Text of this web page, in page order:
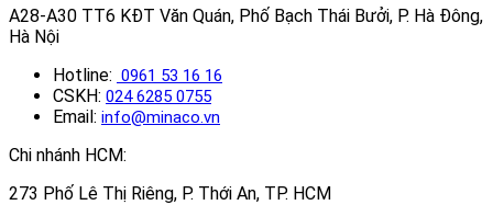
A28-A30 TT6 KĐT Văn Quán, Phố Bạch Thái Bưởi, P. Hà Đông,
Hà Nội
Hotline: 0961 53 16 16
CSKH: 024 6285 0755
Email: info@minaco.vn
Chi nhánh HCM:
273 Phố Lê Thị Riêng, P. Thới An, TP. HCM